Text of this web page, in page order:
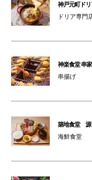
神戸元町ド
ドリア専門
神楽食堂 串
串揚げ
築地食堂 源
海鮮食堂